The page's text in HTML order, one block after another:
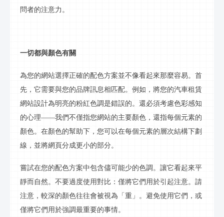
問者的注意力。
一切都與顏色有關
為您的網站選擇正確的配色方案並不像看起來那麼容易。首
先，它需要與您的品牌訊息相匹配。例如，將您的汽車租賃
網站設計為明亮的粉紅色調是錯誤的。還必須考慮色彩感知
的心理——我們不僅指您網站的主要顏色，還指每個元素的
顏色。在顏色的幫助下，您可以在每個元素的層次結構下劃
線，並將網頁分成更小的部分。
嘗試在您的配色方案中包含儘可能少的色調。讓它看起來平
靜而自然。不要過度使用對比：僅將它們用於引起注意。請
注意，較深的顏色往往會被視為「重」。避免使用它們，或
僅將它們用於強調最重要的事情。